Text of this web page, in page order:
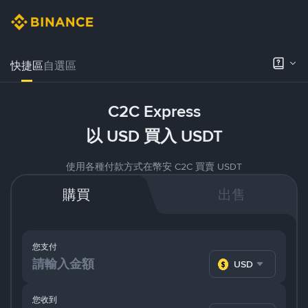
快捷區自選區
C2C Express
以 USD 買入 USDT
使用各種付款方式在幣安 C2C 買賣 USDT
購買 出售
您支付
USD
您收到